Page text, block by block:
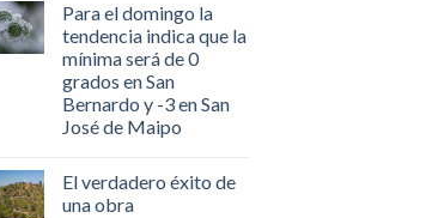
Para el domingo la
tendencia indica que la
mínima será de 0
grados en San
Bernardo y -3 en San
José de Maipo
El verdadero éxito de
una obra